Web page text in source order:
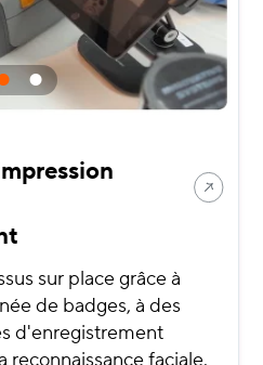
sur place grâce à
de badges, à des
d'enregistrement